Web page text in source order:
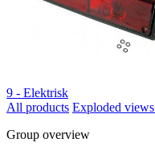
9 - Elektrisk
All products Exploded views
Group overview